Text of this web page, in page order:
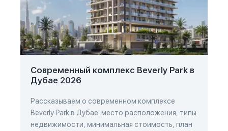
Современный комплекс Beverly Park в
Дубае 2026
Рассказываем о современном комплексе
Beverly Park в Дубае: место расположения, типы
недвижимости, минимальная стоимость, план